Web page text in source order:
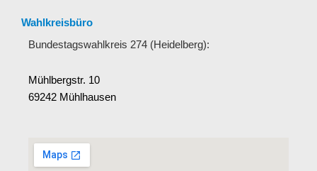
Wahlkreisbüro
Bundestagswahlkreis 274 (Heidelberg):
Mühlbergstr. 10
69242 Mühlhausen